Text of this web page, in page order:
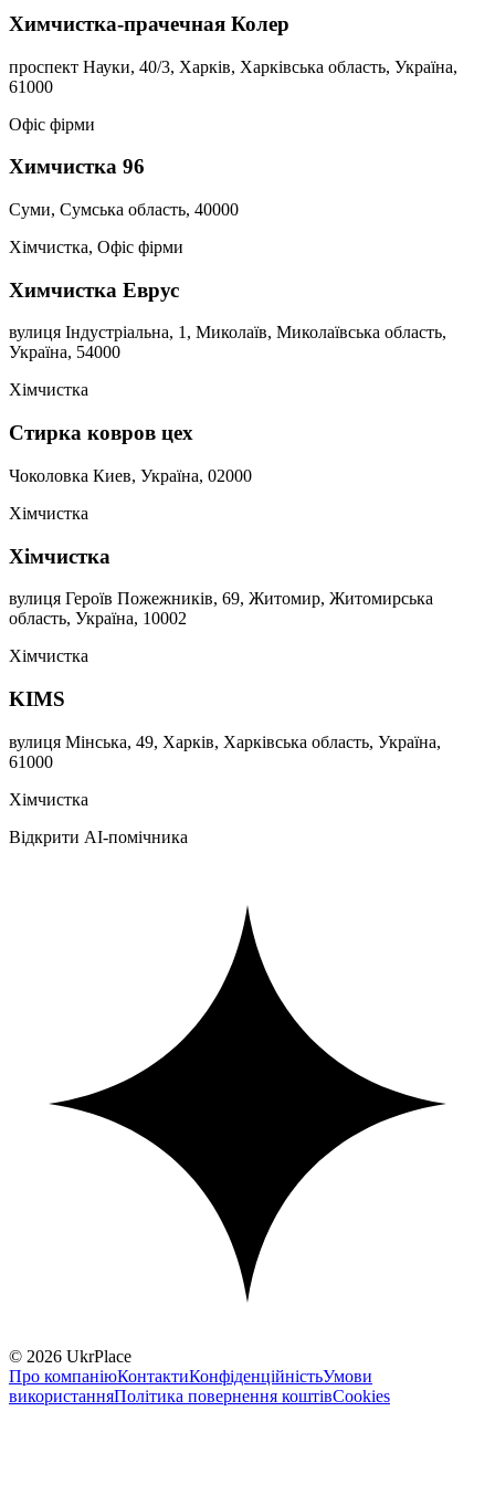
Химчистка-прачечная Колер
проспект Науки, 40/3, Харків, Харківська область, Україна,
61000
Офіс фірми
Химчистка 96
Суми, Сумська область, 40000
Хімчистка, Офіс фірми
Химчистка Еврус
вулиця Індустріальна, 1, Миколаїв, Миколаївська область,
Україна, 54000
Хімчистка
Стирка ковров цех
Чоколовка Киев, Україна, 02000
Хімчистка
Хімчистка
вулиця Героїв Пожежників, 69, Житомир, Житомирська
область, Україна, 10002
Хімчистка
KIMS
вулиця Мінська, 49, Харків, Харківська область, Україна,
61000
Хімчистка
Відкрити AI-помічника
© 2026 UkrPlace
Про компаніюКонтактиКонфіденційністьУмови
використанняПолітика повернення коштівCookies